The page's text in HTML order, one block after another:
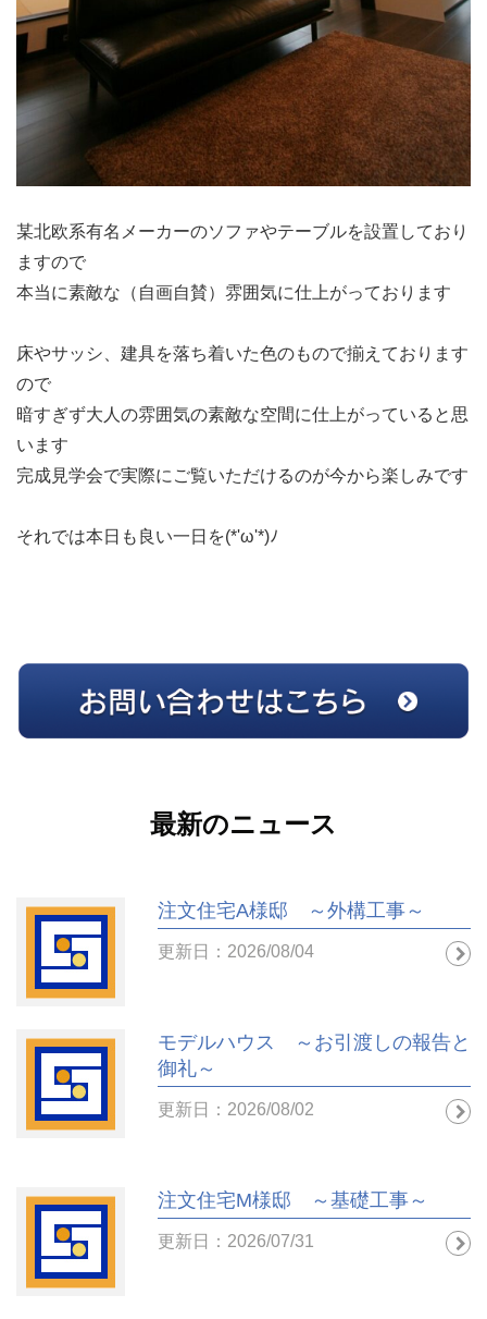
某北欧系有名メーカーのソファやテーブルを設置しており
ますので
本当に素敵な（自画自賛）雰囲気に仕上がっております
床やサッシ、建具を落ち着いた色のもので揃えております
ので
暗すぎず大人の雰囲気の素敵な空間に仕上がっていると思
います
完成見学会で実際にご覧いただけるのが今から楽しみです
それでは本日も良い一日を(*'ω'*)ﾉ
最新のニュース
注文住宅A様邸 ～外構工事～
更新日：2026/08/04
モデルハウス ～お引渡しの報告と
御礼～
更新日：2026/08/02
注文住宅M様邸 ～基礎工事～
更新日：2026/07/31